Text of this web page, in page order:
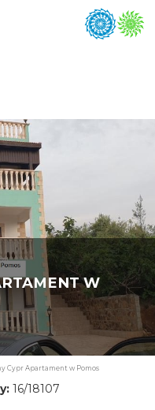
W
Cypr Apartament w Pomos
16/18107